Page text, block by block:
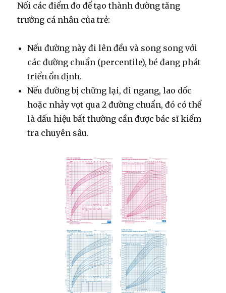
Nối các điểm đo để tạo thành đường tăng
trưởng cá nhân của trẻ:
Nếu đường này đi lên đều và song song với
các đường chuẩn (percentile), bé đang phát
triển ổn định.
Nếu đường bị chững lại, đi ngang, lao dốc
hoặc nhảy vọt qua 2 đường chuẩn, đó có thể
là dấu hiệu bất thường cần được bác sĩ kiểm
tra chuyên sâu.